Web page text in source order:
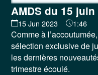
AMDS du 15 juin
15 Jun 2023 1:46
Comme à
sélection exclusive de
les dernières
trimestre écoulé.